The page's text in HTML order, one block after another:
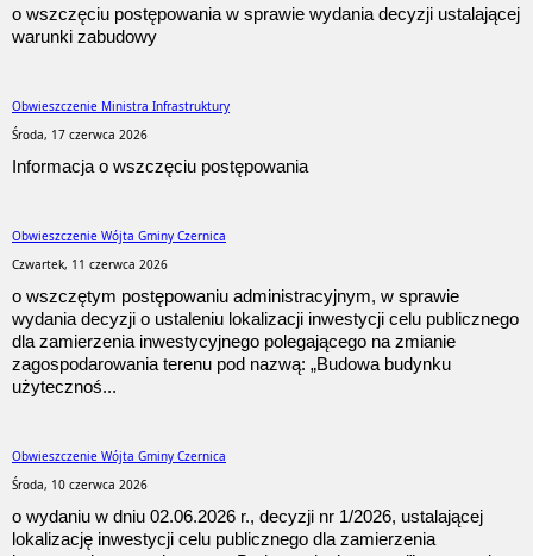
o wszczęciu postępowania w sprawie wydania decyzji ustalającej
warunki zabudowy
Obwieszczenie Ministra Infrastruktury
Środa, 17 czerwca 2026
Informacja o wszczęciu postępowania
Obwieszczenie Wójta Gminy Czernica
Czwartek, 11 czerwca 2026
o wszczętym postępowaniu administracyjnym, w sprawie
wydania decyzji o ustaleniu lokalizacji inwestycji celu publicznego
dla zamierzenia inwestycyjnego polegającego na zmianie
zagospodarowania terenu pod nazwą: „Budowa budynku
użytecznoś...
Obwieszczenie Wójta Gminy Czernica
Środa, 10 czerwca 2026
o wydaniu w dniu 02.06.2026 r., decyzji nr 1/2026, ustalającej
lokalizację inwestycji celu publicznego dla zamierzenia